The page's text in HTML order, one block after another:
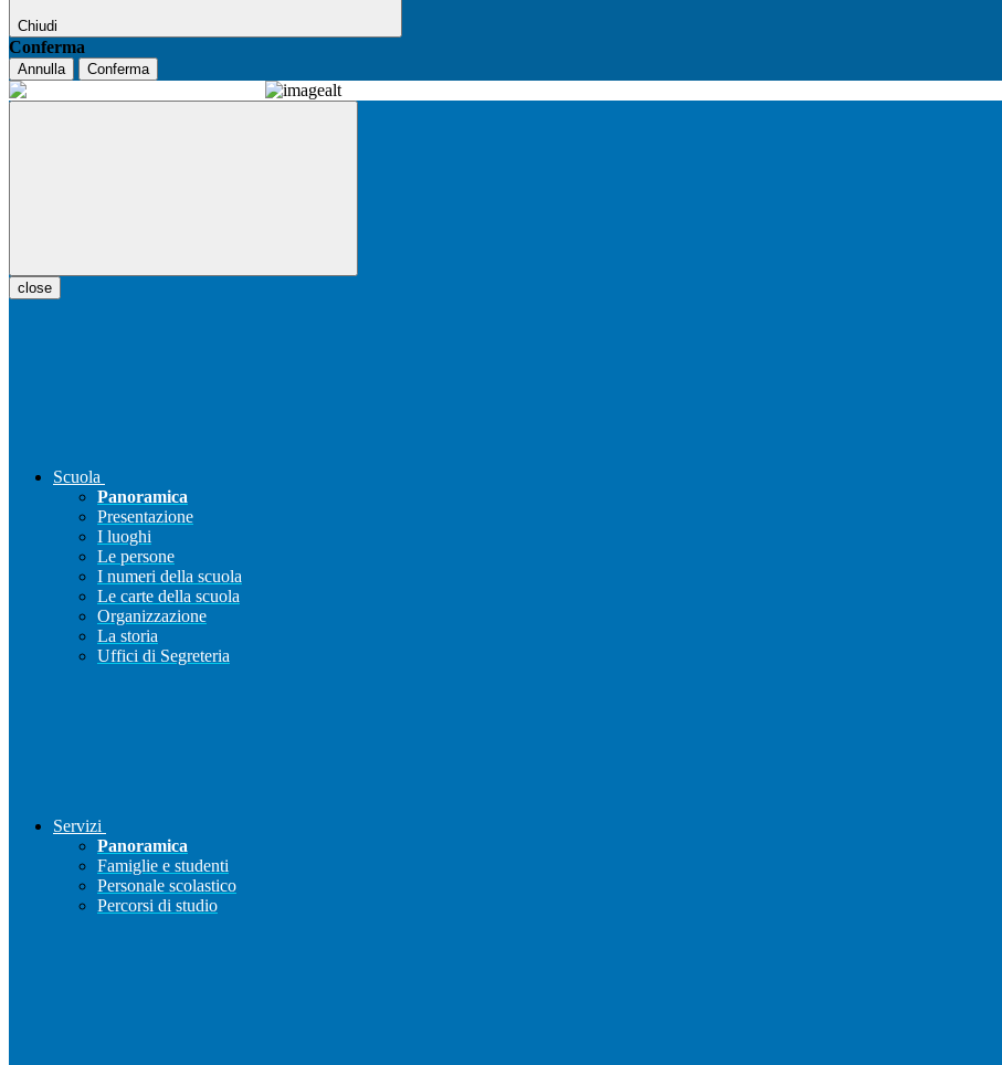
Chiudi
Conferma
Annulla Conferma
close
Scuola
Panoramica
Presentazione
I luoghi
Le persone
I numeri della scuola
Le carte della scuola
Organizzazione
La storia
Uffici di Segreteria
Servizi
Panoramica
Famiglie e studenti
Personale scolastico
Percorsi di studio